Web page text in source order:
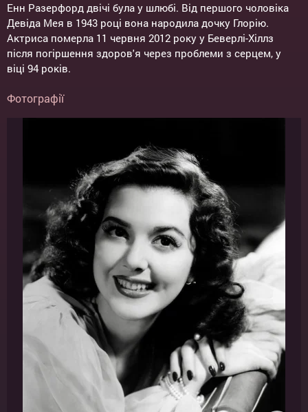
Енн Разерфорд двічі була у шлюбі. Від першого чоловіка
Девіда Мея в 1943 році вона народила дочку Глорію.
Актриса померла 11 червня 2012 року у Беверлі-Хіллз
після погіршення здоров'я через проблеми з серцем, у
віці 94 років.
Фотографії